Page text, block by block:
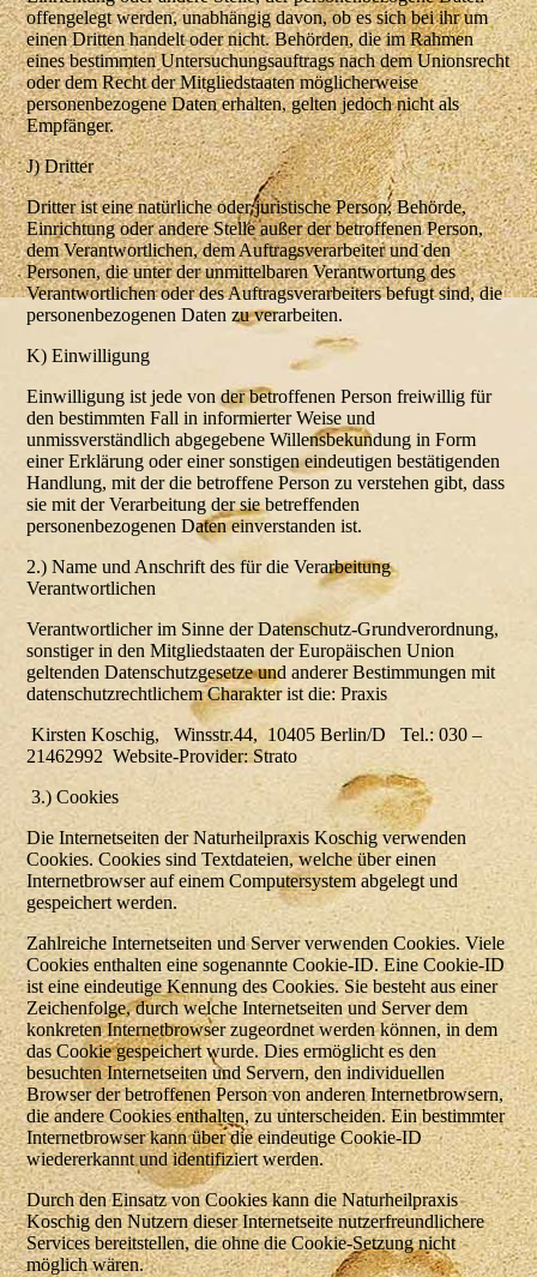
offengelegt werden, unabhängig davon, ob es sich bei ihr um
einen Dritten handelt oder nicht. Behörden, die im Rahmen
eines bestimmten Untersuchungsauftrags nach dem Unionsrecht
oder dem Recht der Mitgliedstaaten möglicherweise
personenbezogene Daten erhalten, gelten jedoch nicht als
Empfänger.
J) Dritter
Dritter ist eine natürliche oder juristische Person, Behörde,
Einrichtung oder andere Stelle außer der betroffenen Person,
dem Verantwortlichen, dem Auftragsverarbeiter und den
Personen, die unter der unmittelbaren Verantwortung des
Verantwortlichen oder des Auftragsverarbeiters befugt sind, die
personenbezogenen Daten zu verarbeiten.
K) Einwilligung
Einwilligung ist jede von der betroffenen Person freiwillig für
den bestimmten Fall in informierter Weise und
unmissverständlich abgegebene Willensbekundung in Form
einer Erklärung oder einer sonstigen eindeutigen bestätigenden
Handlung, mit der die betroffene Person zu verstehen gibt, dass
sie mit der Verarbeitung der sie betreffenden
personenbezogenen Daten einverstanden ist.
2.) Name und Anschrift des für die Verarbeitung
Verantwortlichen
Verantwortlicher im Sinne der Datenschutz-Grundverordnung,
sonstiger in den Mitgliedstaaten der Europäischen Union
geltenden Datenschutzgesetze und anderer Bestimmungen mit
datenschutzrechtlichem Charakter ist die: Praxis
Kirsten Koschig, Winsstr.44, 10405 Berlin/D Tel.: 030 –
21462992 Website-Provider: Strato
3.) Cookies
Die Internetseiten der Naturheilpraxis Koschig verwenden
Cookies. Cookies sind Textdateien, welche über einen
Internetbrowser auf einem Computersystem abgelegt und
gespeichert werden.
Zahlreiche Internetseiten und Server verwenden Cookies. Viele
Cookies enthalten eine sogenannte Cookie-ID. Eine Cookie-ID
ist eine eindeutige Kennung des Cookies. Sie besteht aus einer
Zeichenfolge, durch welche Internetseiten und Server dem
konkreten Internetbrowser zugeordnet werden können, in dem
das Cookie gespeichert wurde. Dies ermöglicht es den
besuchten Internetseiten und Servern, den individuellen
Browser der betroffenen Person von anderen Internetbrowsern,
die andere Cookies enthalten, zu unterscheiden. Ein bestimmter
Internetbrowser kann über die eindeutige Cookie-ID
wiedererkannt und identifiziert werden.
Durch den Einsatz von Cookies kann die Naturheilpraxis
Koschig den Nutzern dieser Internetseite nutzerfreundlichere
Services bereitstellen, die ohne die Cookie-Setzung nicht
möglich wären.